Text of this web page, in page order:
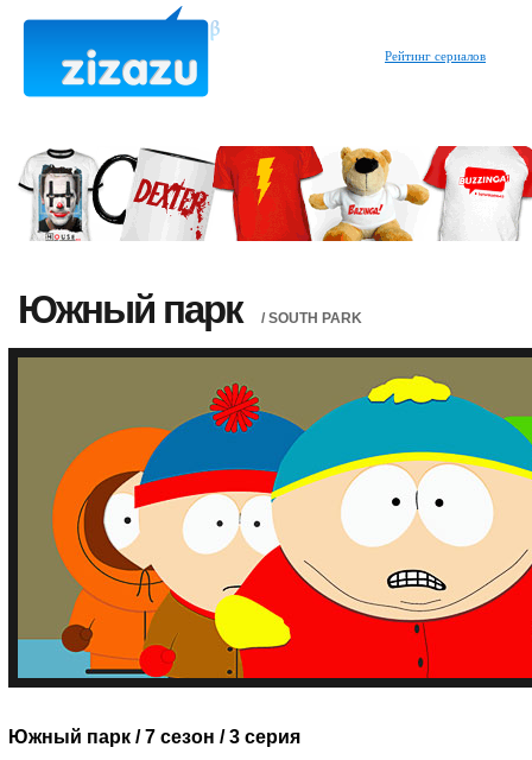
Рейтинг сериалов
Южный парк / SOUTH PARK
Южный парк / 7 сезон / 3 серия